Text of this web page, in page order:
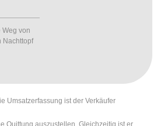
Weg von
Nachttopf
Umsatzerfassung ist der Verkäufer